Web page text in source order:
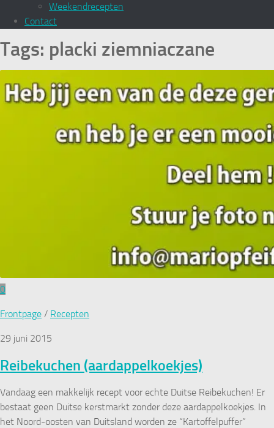
Weekendrecepten
Contact
Tags: placki ziemniaczane
0
Frontpage / Recepten
29 juni 2015
Reibekuchen (aardappelkoekjes)
Vandaag een makkelijk recept voor echte Duitse Reibekuchen! Er
bestaat geen Duitse kerstmarkt zonder deze aardappelkoekjes. In
het Noord-oosten van Duitsland worden ze “Kartoffelpuffer”